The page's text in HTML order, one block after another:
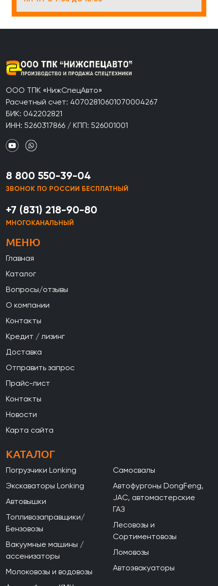
ООО ТПК «НижСпецАвто»
Расчетный счет: 40702810601070004267
БИК: 042202821
ИНН: 5260317866 / КПП: 526001001
8 800 550-39-04
ЗВОНОК ПО РОССИИ БЕСПЛАТНЫЙ
+7 (831) 218-90-80
МНОГОКАНАЛЬНЫЙ
МЕНЮ
Главная
Каталог
Вопросы/отзывы
О компании
Контакты
Кредит / лизинг
Доставка
Отправить запрос
Прайс-лист
Контакты
Новости
Карта сайта
КАТАЛОГ
Погрузчики Lonking
Экскаваторы Lonking
Автовышки
Топливозаправщики/
Бензовозы
Вакуумные машины /
ассенизаторы
Молоковозы и водовозы
Самосвалы
Автофургоны DongFeng,
JAC, автомастерские
ГАЗ
Лесовозы и
Сортиментовозы
Ломовозы
Автоэвакуаторы